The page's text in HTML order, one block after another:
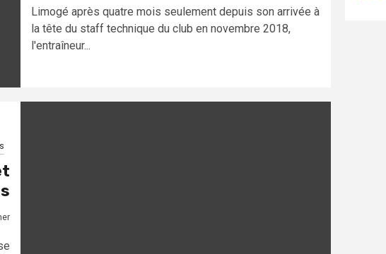
Limogé après quatre mois seulement depuis son arrivée à
la tête du staff technique du club en novembre 2018,
l'entraîneur...